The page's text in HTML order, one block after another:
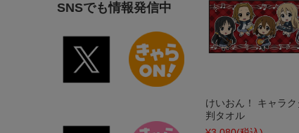
けいおん！ キャラク
判タオル
SNSでも情報発信中